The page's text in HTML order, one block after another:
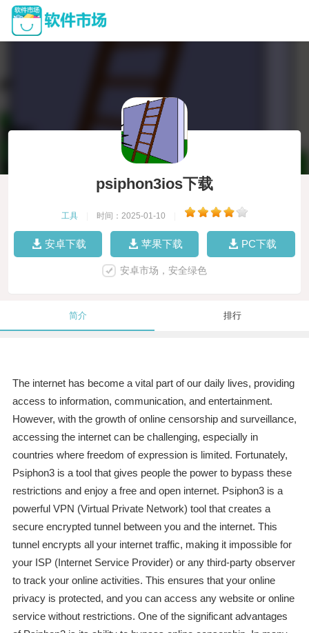
psiphon3ios下载
工具 时间：2025-01-10
安卓下载 苹果下载 PC下载
安卓市场，安全绿色
简介 排行
The internet has become a vital part of our daily lives, providing
access to information, communication, and entertainment.
However, with the growth of online censorship and surveillance,
accessing the internet can be challenging, especially in
countries where freedom of expression is limited. Fortunately,
Psiphon3 is a tool that gives people the power to bypass these
restrictions and enjoy a free and open internet. Psiphon3 is a
powerful VPN (Virtual Private Network) tool that creates a
secure encrypted tunnel between you and the internet. This
tunnel encrypts all your internet traffic, making it impossible for
your ISP (Internet Service Provider) or any third-party observer
to track your online activities. This ensures that your online
privacy is protected, and you can access any website or online
service without restrictions. One of the significant advantages